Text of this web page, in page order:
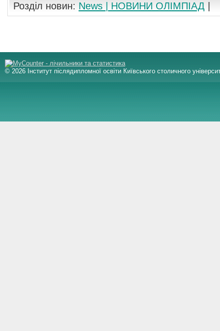
Розділ новин: News | НОВИНИ ОЛІМПІАД
© 2026 Інститут післядипломної освіти Київського столичного